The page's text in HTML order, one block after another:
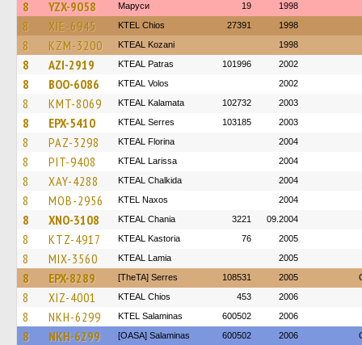
8 YZX-9058 Маруси 19 1998
8 XIE-6945 KTEL Chios 27391 1998
8 KZM-3200 KTEAL Kozani 1998
8 AZI-2919 KTEAL Patras 101996 2002
8 BOO-6086 KTEAL Volos 2002
8 KMT-8069 KTEAL Kalamata 102732 2003
8 EPX-5410 KTEAL Serres 103185 2003
8 PAZ-3298 KTEAL Florina 2004
8 PIT-9408 KTEAL Larissa 2004
8 XAY-4288 KTEAL Chalkida 2004
8 MOB-2956 KTEL Naxos 2004
8 XNO-3108 KTEAL Chania 3221 09.2004
8 KTZ-4917 KTEAL Kastoria 76 2005
8 MIX-3560 KTEAL Lamia 2005
8 EPX-8289 [TheTA] Serres 108531 2005
8 XIZ-4001 KTEAL Chios 453 2006
8 NKH-6299 KTEL Salaminas 600502 2006
8 NKH-6299 [OASA] Salaminas 600502 2006